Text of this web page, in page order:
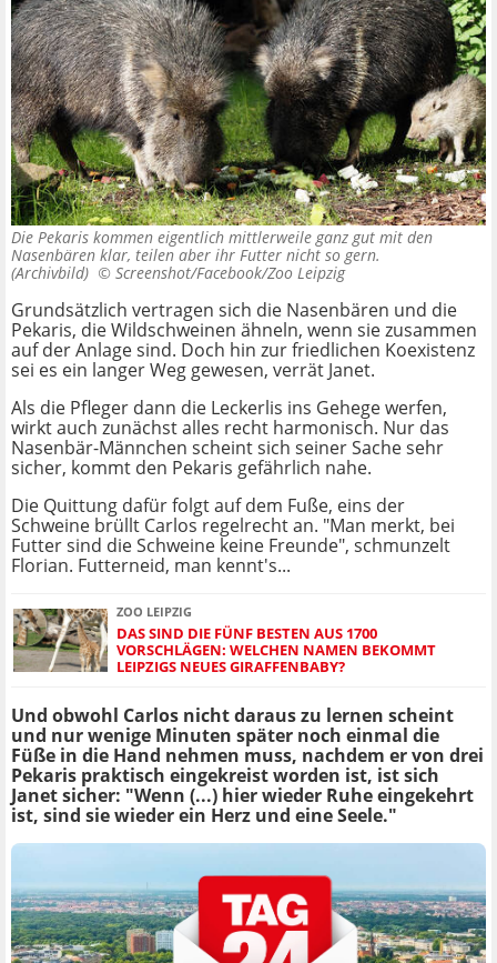
Die Pekaris kommen eigentlich mittlerweile ganz gut mit den
Nasenbären klar, teilen aber ihr Futter nicht so gern.
(Archivbild) © Screenshot/Facebook/Zoo Leipzig
Grundsätzlich vertragen sich die Nasenbären und die
Pekaris, die Wildschweinen ähneln, wenn sie zusammen
auf der Anlage sind. Doch hin zur friedlichen Koexistenz
sei es ein langer Weg gewesen, verrät Janet.
Als die Pfleger dann die Leckerlis ins Gehege werfen,
wirkt auch zunächst alles recht harmonisch. Nur das
Nasenbär-Männchen scheint sich seiner Sache sehr
sicher, kommt den Pekaris gefährlich nahe.
Die Quittung dafür folgt auf dem Fuße, eins der
Schweine brüllt Carlos regelrecht an. "Man merkt, bei
Futter sind die Schweine keine Freunde", schmunzelt
Florian. Futterneid, man kennt's...
ZOO LEIPZIG
DAS SIND DIE FÜNF BESTEN AUS 1700
VORSCHLÄGEN: WELCHEN NAMEN BEKOMMT
LEIPZIGS NEUES GIRAFFENBABY?
Und obwohl Carlos nicht daraus zu lernen scheint
und nur wenige Minuten später noch einmal die
Füße in die Hand nehmen muss, nachdem er von drei
Pekaris praktisch eingekreist worden ist, ist sich
Janet sicher: "Wenn (...) hier wieder Ruhe eingekehrt
ist, sind sie wieder ein Herz und eine Seele."